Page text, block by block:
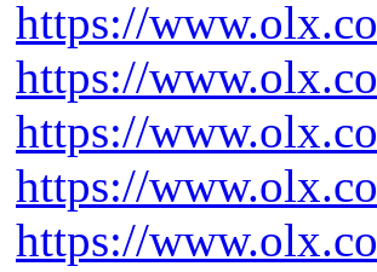
https://
https://
https://
https://
https://